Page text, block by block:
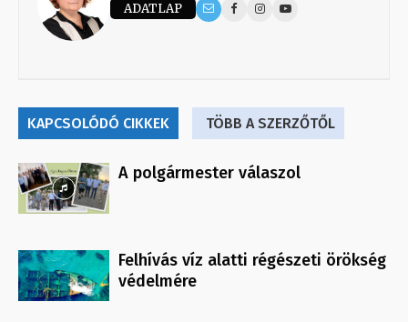
ADATLAP
KAPCSOLÓDÓ CIKKEK TÖBB A SZERZŐTŐL
A polgármester válaszol
Felhívás víz alatti régészeti örökség
védelmére